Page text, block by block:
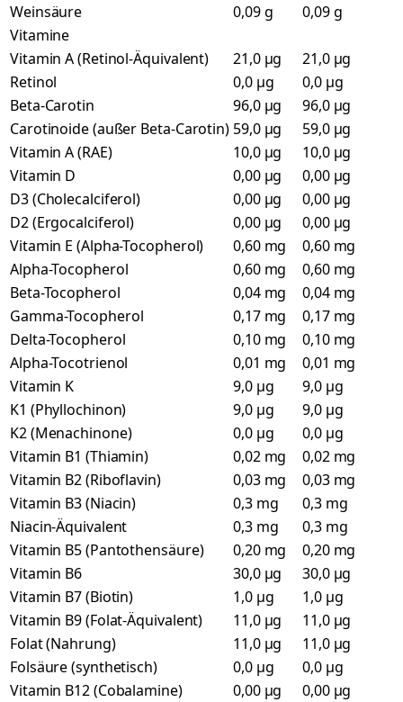
Weinsäure
0,09 g
0,09 g
Vitamine
Vitamin A (Retinol-Äquivalent)
21,0 µg
21,0 µg
Retinol
0,0 µg
0,0 µg
Beta-Carotin
96,0 µg
96,0 µg
Carotinoide (außer Beta-Carotin) 59,0 µg
59,0 µg
Vitamin A (RAE)
10,0 µg
10,0 µg
Vitamin D
0,00 µg
0,00 µg
D3 (Cholecalciferol)
0,00 µg
0,00 µg
D2 (Ergocalciferol)
0,00 µg
0,00 µg
Vitamin E (Alpha-Tocopherol)
0,60 mg
0,60 mg
Alpha-Tocopherol
0,60 mg
0,60 mg
Beta-Tocopherol
0,04 mg
0,04 mg
Gamma-Tocopherol
0,17 mg
0,17 mg
Delta-Tocopherol
0,10 mg
0,10 mg
Alpha-Tocotrienol
0,01 mg
0,01 mg
Vitamin K
9,0 µg
9,0 µg
K1 (Phyllochinon)
9,0 µg
9,0 µg
K2 (Menachinone)
0,0 µg
0,0 µg
Vitamin B1 (Thiamin)
0,02 mg
0,02 mg
Vitamin B2 (Riboflavin)
0,03 mg
0,03 mg
Vitamin B3 (Niacin)
0,3 mg
0,3 mg
Niacin-Äquivalent
0,3 mg
0,3 mg
Vitamin B5 (Pantothensäure)
0,20 mg
0,20 mg
Vitamin B6
30,0 µg
30,0 µg
Vitamin B7 (Biotin)
1,0 µg
1,0 µg
Vitamin B9 (Folat-Äquivalent)
11,0 µg
11,0 µg
Folat (Nahrung)
11,0 µg
11,0 µg
Folsäure (synthetisch)
0,0 µg
0,0 µg
Vitamin B12 (Cobalamine)
0,00 µg
0,00 µg